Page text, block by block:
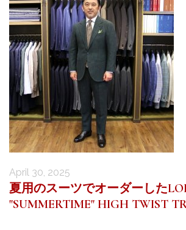
April 30, 2025
夏用のスーツでオーダーした
"SUMMERTIME" HIGH TWIST